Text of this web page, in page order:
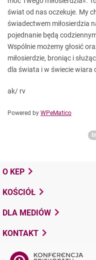
świat od nas oczekuje. My
świadectwem miłosierdzia
pojednanie będą
Wspólnie możemy głosić
miłosierdzie, broniąc i
dla świata i w świecie wiara
ak/ rv
Powered by WPeMatico
O KEP
KOŚCIÓŁ
DLA MEDIÓW
KONTAKT